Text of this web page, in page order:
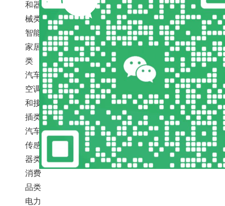
和器
械类
智能
家居
类
汽车
空调
和接
插类
汽车
传感
器类
消费
品类
电力
人才招聘
友情链接:
Copyright © 2024 东莞市晶木模具塑胶制品有限公司|粤ICP